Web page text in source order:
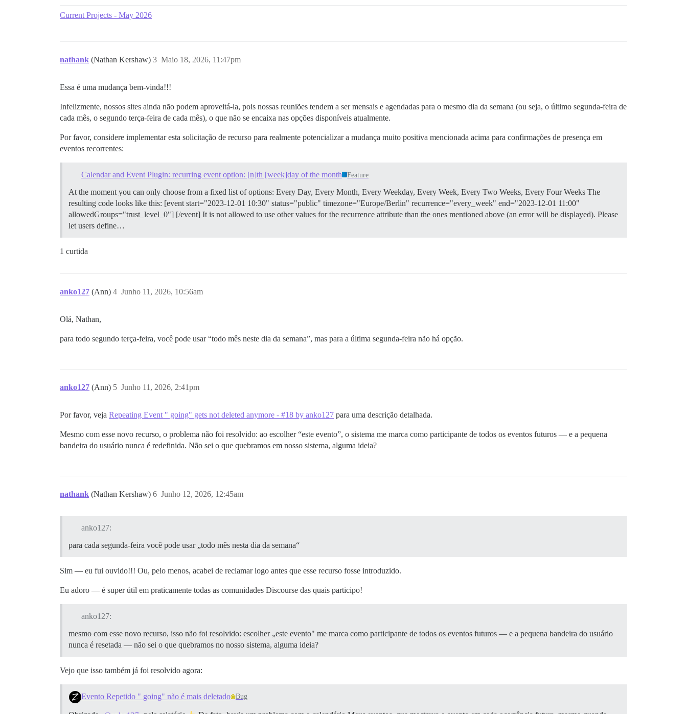
Current Projects - May 2026
nathank (Nathan Kershaw) Maio 18, 2026, 11:47pm
3
Essa é uma mudança bem-vinda!!!
Infelizmente, nossos sites ainda não podem aproveitá-la, pois nossas reuniões tendem a ser mensais e agendadas para o mesmo dia da semana (ou seja, o último segunda-feira de
cada mês, o segundo terça-feira de cada mês), o que não se encaixa nas opções disponíveis atualmente.
Por favor, considere implementar esta solicitação de recurso para realmente potencializar a mudança muito positiva mencionada acima para confirmações de presença em
eventos recorrentes:
Calendar and Event Plugin: recurring event option: [n]th [week]day of the month Feature
At the moment you can only choose from a fixed list of options: Every Day, Every Month, Every Weekday, Every Week, Every Two Weeks, Every Four Weeks The
resulting code looks like this: [event start="2023-12-01 10:30" status="public" timezone="Europe/Berlin" recurrence="every_week" end="2023-12-01 11:00"
allowedGroups="trust_level_0"] [/event] It is not allowed to use other values for the recurrence attribute than the ones mentioned above (an error will be displayed). Please
let users define…
1 curtida
anko127 (Ann) Junho 11, 2026, 10:56am
4
Olá, Nathan,
para todo segundo terça-feira, você pode usar “todo mês neste dia da semana”, mas para a última segunda-feira não há opção.
anko127 (Ann) Junho 11, 2026, 2:41pm
5
Por favor, veja Repeating Event " going" gets not deleted anymore - #18 by anko127 para uma descrição detalhada.
Mesmo com esse novo recurso, o problema não foi resolvido: ao escolher “este evento”, o sistema me marca como participante de todos os eventos futuros — e a pequena
bandeira do usuário nunca é redefinida. Não sei o que quebramos em nosso sistema, alguma ideia?
nathank (Nathan Kershaw) Junho 12, 2026, 12:45am
6
anko127:
para cada segunda-feira você pode usar „todo mês nesta dia da semana“
Sim — eu fui ouvido!!! Ou, pelo menos, acabei de reclamar logo antes que esse recurso fosse introduzido.
Eu adoro — é super útil em praticamente todas as comunidades Discourse das quais participo!
anko127:
mesmo com esse novo recurso, isso não foi resolvido: escolher „este evento" me marca como participante de todos os eventos futuros — e a pequena bandeira do usuário
nunca é resetada — não sei o que quebramos no nosso sistema, alguma ideia?
Vejo que isso também já foi resolvido agora:
Evento Repetido " going" não é mais deletado Bug